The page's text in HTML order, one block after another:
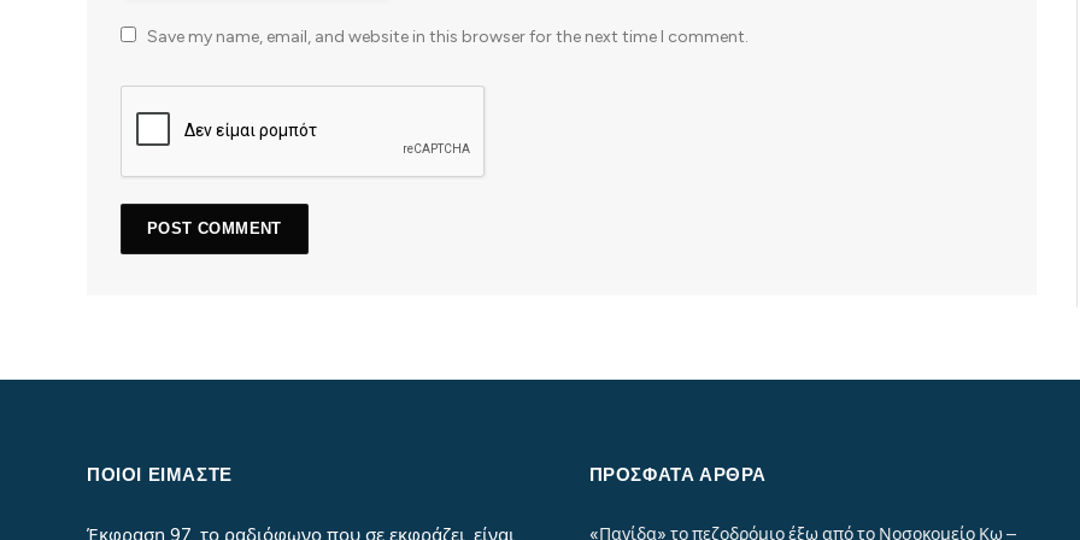
Save my name, email, and website in this browser for the next time I comment.
ΠΟΙΟΙ ΕΙΜΑΣΤΕ
Έκφραση 97, το ραδιόφωνο που σε εκφράζει, είναι
ΠΡΌΣΦΑΤΑ ΆΡΘΡΑ
«Παγίδα» το πεζοδρόμιο έξω από το Νοσοκομείο Κω –